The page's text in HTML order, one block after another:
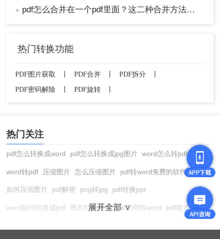
● pdf怎么合并在一个pdf里面？这二种合并方法了解下！
热门转换功能
PDF图片获取 丨 PDF合并 丨 PDF拆分
丨
PDF密码解除
丨 PDF旋转 丨
热门关注
pdf怎么转换成word pdf怎么转换成jpg图片 word怎么转pdf
word转pdf 压缩图片 怎么压缩图片 pdf转word免费的软件
如何压缩图片 pdf解密 png转jpg pdf转换ppt
word如何转换成pdf 图片转换格式 pdf如何转word pdf格式转换
展开全部 ∨